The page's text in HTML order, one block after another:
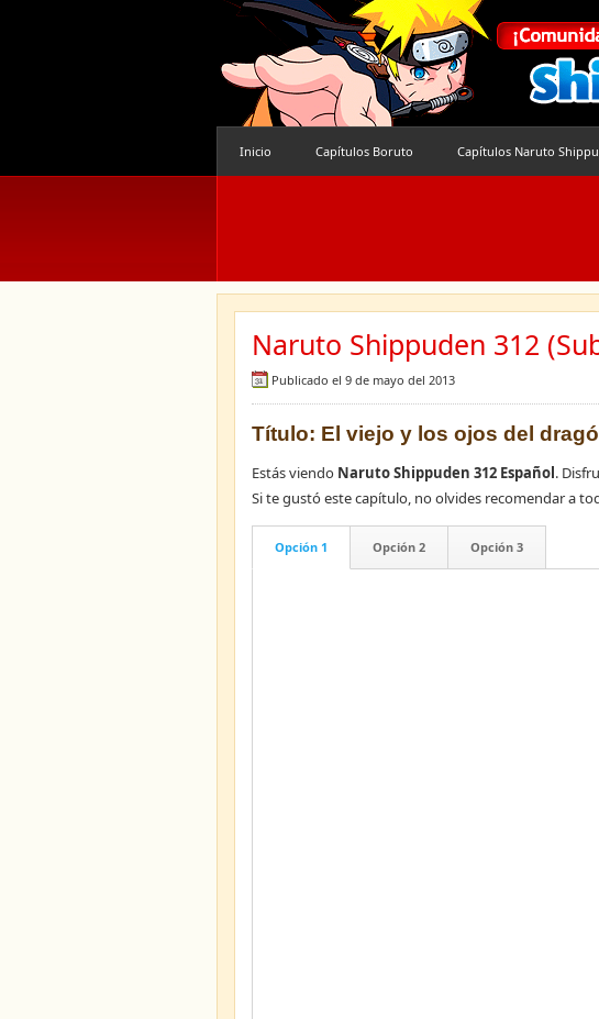
Inicio Capítulos Boruto Capítulos Naruto
Naruto Shippuden 312
Publicado el 9 de mayo del 2013
Título: El viejo y los ojos del
Estás viendo Naruto Shippuden 312 Español.
Si te gustó este capítulo, no olvides recomendar a
Opción 1 Opción 2 Opción 3